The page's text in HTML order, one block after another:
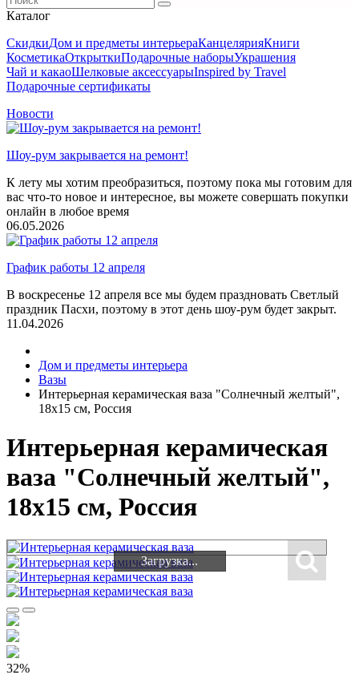
Каталог
СкидкиДом и предметы интерьераКанцелярияКниги
КосметикаОткрыткиПодарочные наборыУкрашения
Чай и какаоШелковые аксеcсуарыInspired by Travel
Подарочные сертификаты
Новости
Шоу-рум закрывается на ремонт!
К лету мы хотим преобразиться, поэтому пока мы готовим для
вас что-то новое и интересное, вы можете совершать покупки
онлайн в любое время
06.05.2026
График работы 12 апреля
В воскресенье 12 апреля все мы будем праздновать Светлый
праздник Пасхи, поэтому в этот день шоу-рум будет закрыт.
11.04.2026
Дом и предметы интерьера
Вазы
Интерьерная керамическая ваза "Солнечный желтый",
18х15 см, Россия
Интерьерная керамическая
ваза "Солнечный желтый",
18х15 см, Россия
Загрузка...
Загрузка...
32%